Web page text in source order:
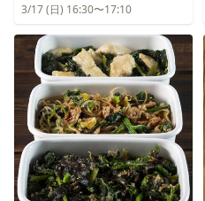
3/17 (日) 16:30〜17:10